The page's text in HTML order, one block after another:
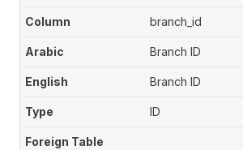
branch_id
Branch ID
Branch ID
ID